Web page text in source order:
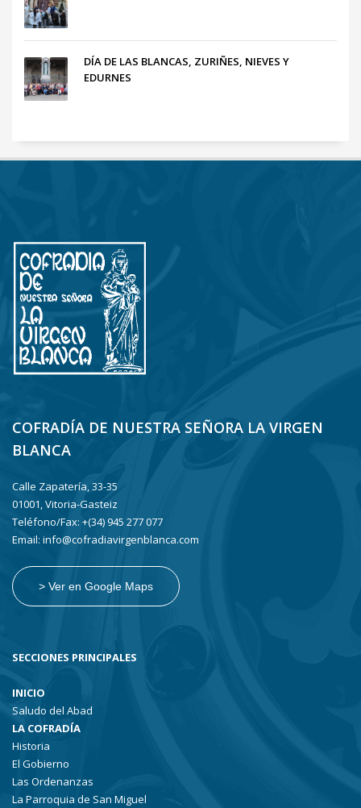
DÍA DE LAS BLANCAS, ZURIÑES, NIEVES Y
EDURNES
COFRADÍA DE NUESTRA SEÑORA LA VIRGEN
BLANCA
Calle Zapatería, 33-35
01001, Vitoria-Gasteiz
Teléfono/Fax: +(34) 945 277 077
Email: info@cofradiavirgenblanca.com
> Ver en Google Maps
SECCIONES PRINCIPALES
INICIO
Saludo del Abad
LA COFRADÍA
Historia
El Gobierno
Las Ordenanzas
La Parroquia de San Miguel